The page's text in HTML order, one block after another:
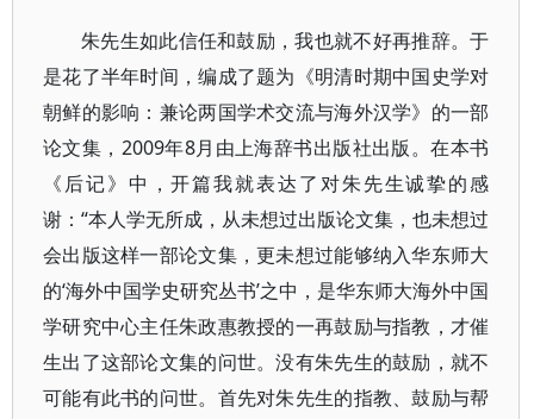
朱先生如此信任和鼓励，我也就不好再推辞。于
是花了半年时间，编成了题为《明清时期中国史学对
朝鲜的影响：兼论两国学术交流与海外汉学》的一部
论文集，2009年8月由上海辞书出版社出版。在本书
《后记》中，开篇我就表达了对朱先生诚挚的感
谢：“本人学无所成，从未想过出版论文集，也未想过
会出版这样一部论文集，更未想过能够纳入华东师大
的‘海外中国学史研究丛书’之中，是华东师大海外中国
学研究中心主任朱政惠教授的一再鼓励与指教，才催
生出了这部论文集的问世。没有朱先生的鼓励，就不
可能有此书的问世。首先对朱先生的指教、鼓励与帮